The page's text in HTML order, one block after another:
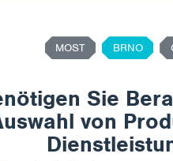
MOST BRNO
Sie
von